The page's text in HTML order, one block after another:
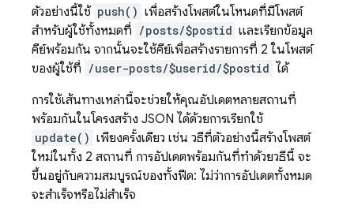
ตัวอย่างนี้ใช้ push() เพื่อสร้างโพสต์ในโหนดที่มีโพสต์
สำหรับผู้ใช้ทั้งหมดที่ /posts/$postid และเรียกข้อมูล
คีย์พร้อมกัน จากนั้นจะใช้คีย์เพื่อสร้างรายการที่ 2 ในโพสต์
ของผู้ใช้ที่ /user-posts/$userid/$postid ได้
การใช้เส้นทางเหล่านี้จะช่วยให้คุณอัปเดตหลายสถานที่
พร้อมกันในโครงสร้าง JSON ได้ด้วยการเรียกใช้
update() เพียงครั้งเดียว เช่น วิธีที่ตัวอย่างนี้สร้างโพสต์
ใหม่ในทั้ง 2 สถานที่ การอัปเดตพร้อมกันที่ทำด้วยวิธีนี้ จะ
ขึ้นอยู่กับความสมบูรณ์ของทั้งฟีด: ไม่ว่าการอัปเดตทั้งหมด
จะสำเร็จหรือไม่สำเร็จ